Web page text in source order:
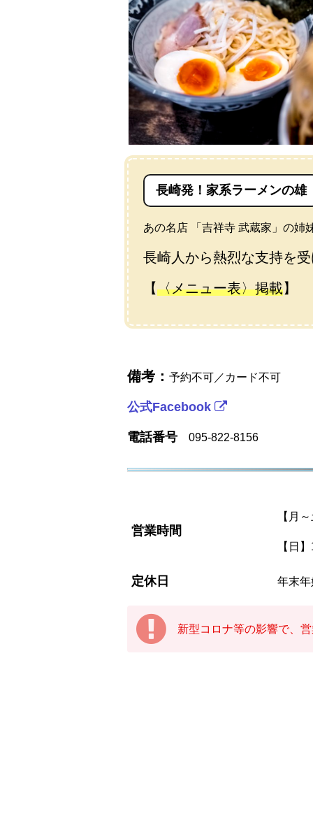
長崎発！家系ラーメンの雄
あの名店 「吉祥寺 武蔵家」の姉
長崎人から熱烈な支持を
【〈メニュー表〉掲載】
備考： 予約不可／カード不可
公式Facebook
電話番号 095-822-8156
営業時間
【月
【日
定休日 年末年
新型コロナ等の影響で、